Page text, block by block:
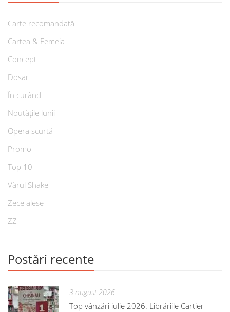
Carte recomandată
Cartea & Femeia
Concept
Dosar
În curând
Noutățile lunii
Opera scurtă
Promo
Top 10
Vărul Shake
Zece alese
ZZ
Postări recente
3 august 2026
Top vânzări iulie 2026. Librăriile Cartier